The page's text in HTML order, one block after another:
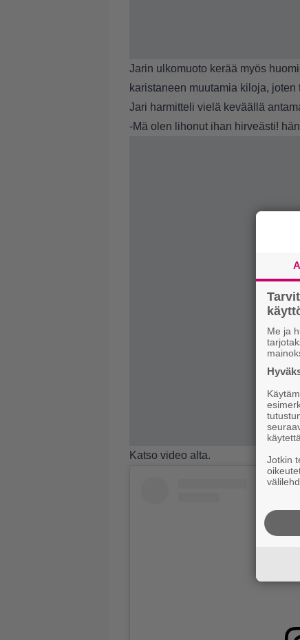
Jarin ulkomuoto kerää myös
karistaneen muutamia kiloja, joten
Jari harmitteli vielä keväällä
-Mä olen lihonut ihan hirveästi!
Katso video alta.
Me ja
Jotkin